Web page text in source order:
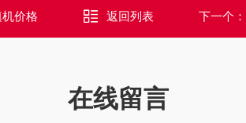
价格 返回列表 下一个：
在线留言